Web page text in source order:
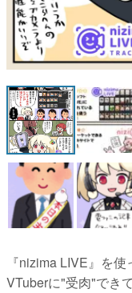
『nizima LIVE』を
VTuberに"受肉"でき